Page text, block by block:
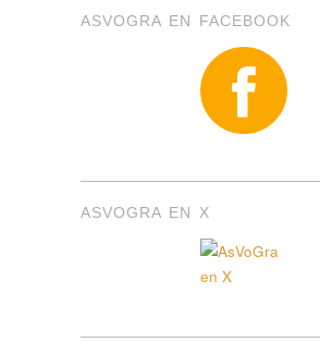
ASVOGRA EN FACEBOOK
ASVOGRA EN X